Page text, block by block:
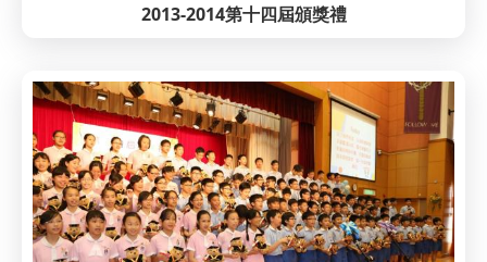
2013-2014第十四屆頒獎禮